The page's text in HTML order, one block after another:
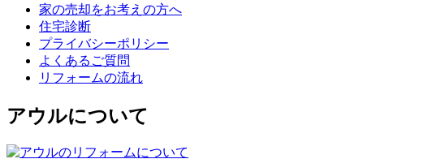
家の売却をお考えの方へ
住宅診断
プライバシーポリシー
よくあるご質問
リフォームの流れ
アウルについて